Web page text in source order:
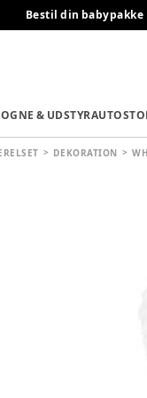
Bestil din babypakke
& UDSTYR
DEKORATION